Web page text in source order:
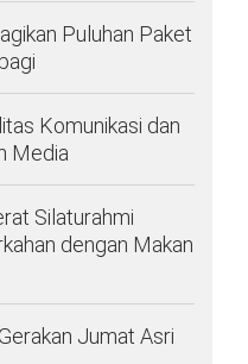
Puluhan Paket
Komunikasi dan
Media
Silaturahmi
dengan Makan
Jumat Asri